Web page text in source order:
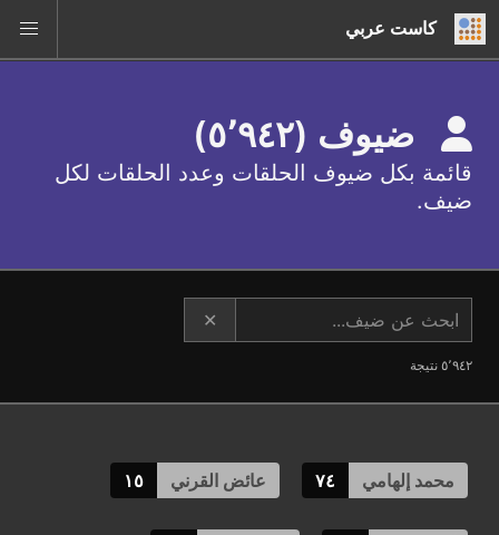
كاست عربي
ضيوف (٥٬٩٤٢)
قائمة بكل ضيوف الحلقات وعدد الحلقات لكل
ضيف.
✕
٥٬٩٤٢ نتيجة
محمد إلهامي ٧٤ عائض القرني ١٥